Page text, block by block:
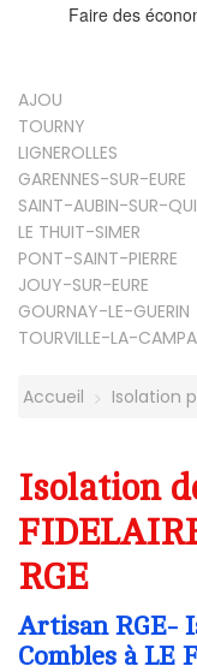
Faire des
AJOU
TOURNY
LIGNEROLLES
GARENNES-SUR-EURE
SAINT-AUBIN-SUR-
LE THUIT-SIMER
PONT-SAINT-PIERRE
JOUY-SUR-EURE
GOURNAY-LE-GUERIN
TOURVILLE-LA-
Accueil Isolation
Isolation
RGE
Artisan RGE-
Combles à LE